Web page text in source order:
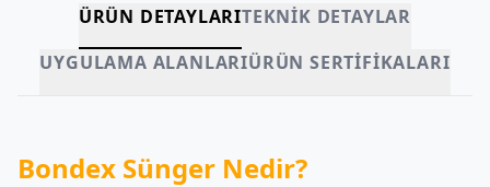
ÜRÜN DETAYLARITEKNIK DETAYLAR
UYGULAMA ALANLARIÜRÜN SERTIFIKALARI
Bondex Sünger Nedir?